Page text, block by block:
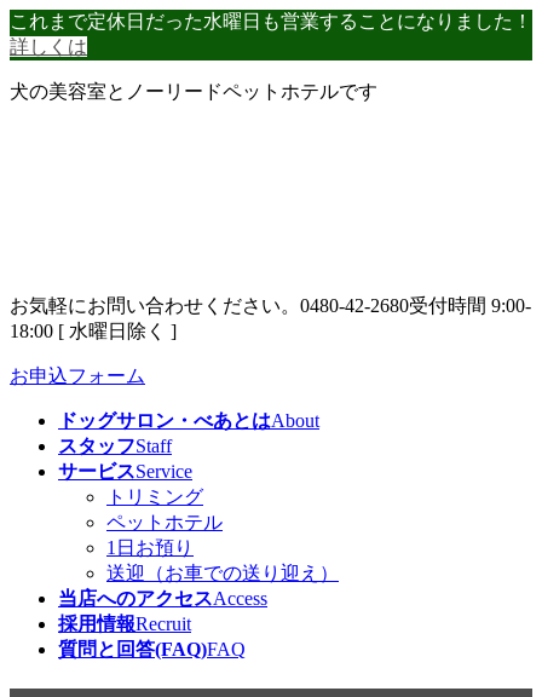
コ
ン
ン
ナ
ビ
ー
これまで定休日だった水曜日も営業することになりました！
詳しくは
犬の美容室とノーリードペットホテルです
お気軽にお問い合わせください。 0480-42-2680受付時間 9:00-
18:00 [ 水曜日除く ]
お申込フォーム
ドッグサロン・べあとはAbout
スタッフStaff
サービスService
トリミング
ペットホテル
1日お預り
送迎（お車での送り迎え）
当店へのアクセスAccess
採用情報Recruit
質問と回答(FAQ)FAQ